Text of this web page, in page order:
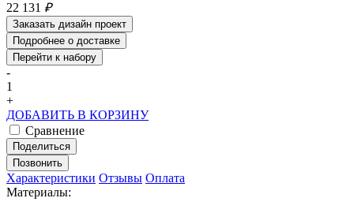
22 131 ₽
Заказать дизайн проект
Подробнее о доставке
Перейти к набору
-
1
+
ДОБАВИТЬ В КОРЗИНУ
Сравнение
Поделиться
Позвонить
Характеристики Отзывы Оплата
Материалы: